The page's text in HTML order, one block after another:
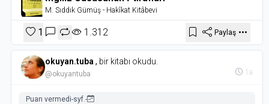
M. Sıddık Gümüş - Hakîkat Kitâbevi
1 1.312 Paylaş
okuyan.tuba , bir kitabı okudu.
@okuyantuba 1a
Puan vermedi-syf.-